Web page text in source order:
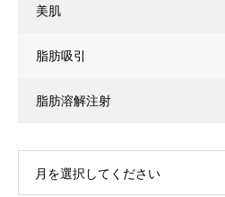
美肌
脂肪吸引
脂肪溶解注射
月を選択してください